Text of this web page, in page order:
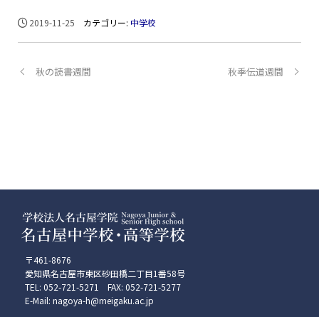
2019-11-25 カテゴリー:中学校
秋の読書週間 秋季伝道週間
〒461-8676
愛知県名古屋市東区砂田橋二丁目1番58号
TEL: 052-721-5271 FAX: 052-721-5277
E-Mail: nagoya-h@meigaku.ac.jp